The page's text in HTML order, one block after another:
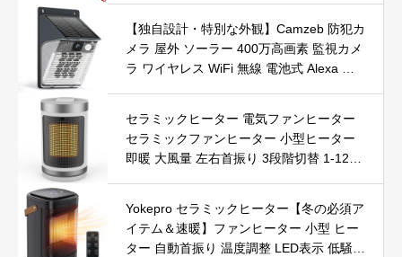
【独自設計・特別な外観】Camzeb 防犯カ
メラ 屋外 ソーラー 400万高画素 監視カメ
ラ ワイヤレス WiFi 無線 電池式 Alexa 赤
録画 IP66防水 遠隔操作
セラミックヒーター 電気ファンヒーター
セラミックファンヒーター 小型ヒーター
即暖 大風量 左右首振り 3段階切替 1-12時
SE認証済 暖房器具
Yokepro セラミックヒーター【冬の必須ア
イテム＆速暖】ファンヒーター 小型 ヒー
ター 自動首振り 温度調整 LED表示 低騒音